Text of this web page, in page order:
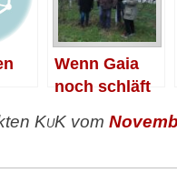
Wenn Gaia
noch schläft
KuKvom